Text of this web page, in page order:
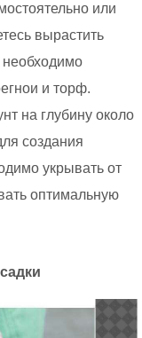
или
вырастить
необходимо
и торф.
на глубину около
создания
укрывать от
оптимальную